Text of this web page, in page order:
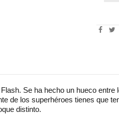
Se ha hecho un hueco
de los superhéroes tienes que
distinto.